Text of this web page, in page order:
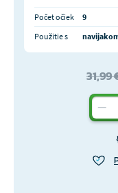
Počet očiek 9
Použitie s
31,99